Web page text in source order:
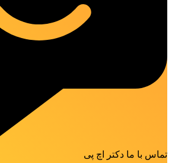
تماس با ما دکتر اچ پی